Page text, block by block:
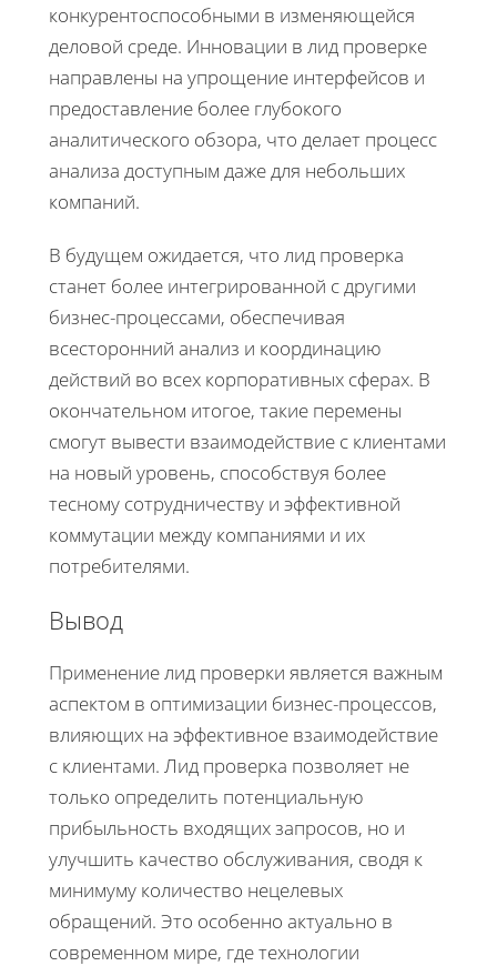
конкурентоспособными в изменяющейся
деловой среде. Инновации в лид проверке
направлены на упрощение интерфейсов и
предоставление более глубокого
аналитического обзора, что делает процесс
анализа доступным даже для небольших
компаний.
В будущем ожидается, что лид проверка
станет более интегрированной с другими
бизнес-процессами, обеспечивая
всесторонний анализ и координацию
действий во всех корпоративных сферах. В
окончательном итогое, такие перемены
смогут вывести взаимодействие с клиентами
на новый уровень, способствуя более
тесному сотрудничеству и эффективной
коммутации между компаниями и их
потребителями.
Вывод
Применение лид проверки является важным
аспектом в оптимизации бизнес-процессов,
влияющих на эффективное взаимодействие
с клиентами. Лид проверка позволяет не
только определить потенциальную
прибыльность входящих запросов, но и
улучшить качество обслуживания, сводя к
минимуму количество нецелевых
обращений. Это особенно актуально в
современном мире, где технологии